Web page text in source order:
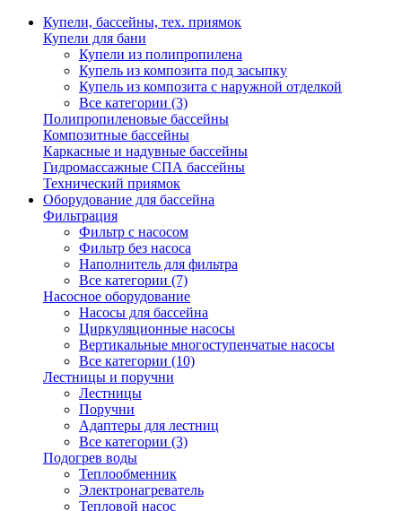
Купели, бассейны, тех. приямок
Купели для бани
Купели из полипропилена
Купель из композита под засыпку
Купель из композита с наружной отделкой
Все категории (3)
Полипропиленовые бассейны
Композитные бассейны
Каркасные и надувные бассейны
Гидромассажные СПА бассейны
Технический приямок
Оборудование для бассейна
Фильтрация
Фильтр с насосом
Фильтр без насоса
Наполнитель для фильтра
Все категории (7)
Насосное оборудование
Насосы для бассейна
Циркуляционные насосы
Вертикальные многоступенчатые насосы
Все категории (10)
Лестницы и поручни
Лестницы
Поручни
Адаптеры для лестниц
Все категории (3)
Подогрев воды
Теплообменник
Электронагреватель
Тепловой насос